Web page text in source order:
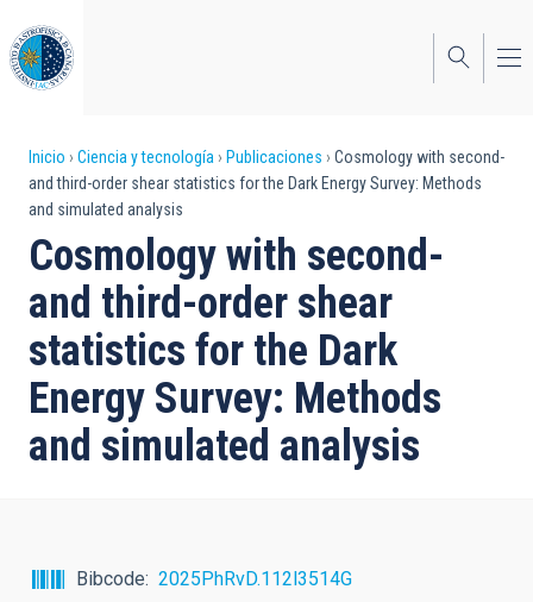
al
contenido
principal
Sobrescribir
enlaces
de
ayuda
a
la
navegación
Inicio Ciencia y tecnología Publicaciones
Cosmology with second-
and third-order shear statistics for the Dark Energy Survey: Methods
and simulated analysis
Cosmology with second-
and third-order shear
statistics for the Dark
Energy Survey: Methods
and simulated analysis
Bibcode
2025PhRvD.112l3514G